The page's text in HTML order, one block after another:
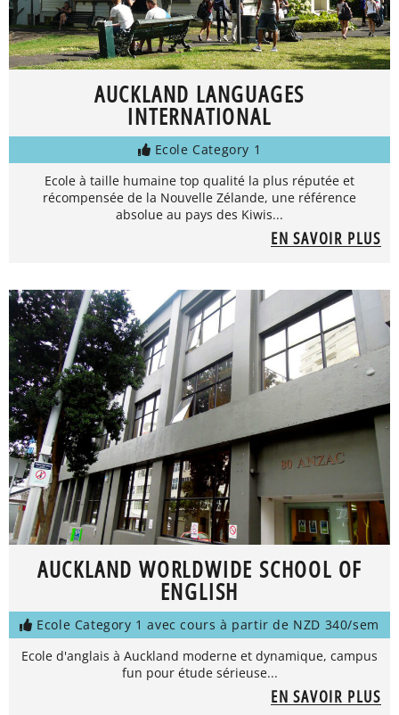
AUCKLAND LANGUAGES
INTERNATIONAL
Ecole Category 1
Ecole à taille humaine top qualité la plus réputée et
récompensée de la Nouvelle Zélande, une référence
absolue au pays des Kiwis...
EN SAVOIR PLUS
AUCKLAND WORLDWIDE SCHOOL OF
ENGLISH
Ecole Category 1 avec cours à partir de NZD 340/sem
Ecole d'anglais à Auckland moderne et dynamique, campus
fun pour étude sérieuse...
EN SAVOIR PLUS